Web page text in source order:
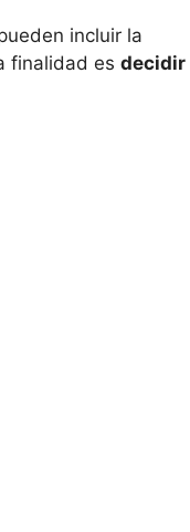
incluir la
finalidad es decidir